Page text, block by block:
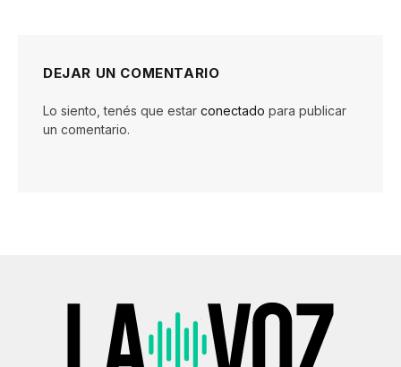
DEJAR UN COMENTARIO
Lo siento, tenés que estar conectado para publicar
un comentario.